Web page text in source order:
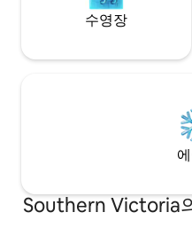
수영장
Southern Victoria